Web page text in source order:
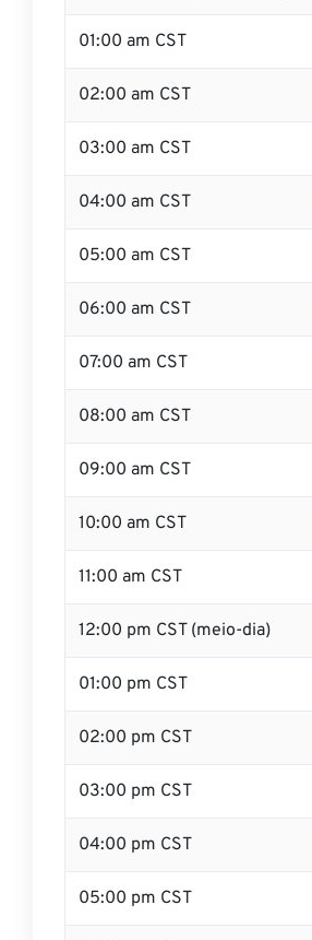
01:00 am CST
02:00 am CST
03:00 am CST
04:00 am CST
05:00 am CST
06:00 am CST
07:00 am CST
08:00 am CST
09:00 am CST
10:00 am CST
11:00 am CST
12:00 pm CST (meio-dia)
01:00 pm CST
02:00 pm CST
03:00 pm CST
04:00 pm CST
05:00 pm CST